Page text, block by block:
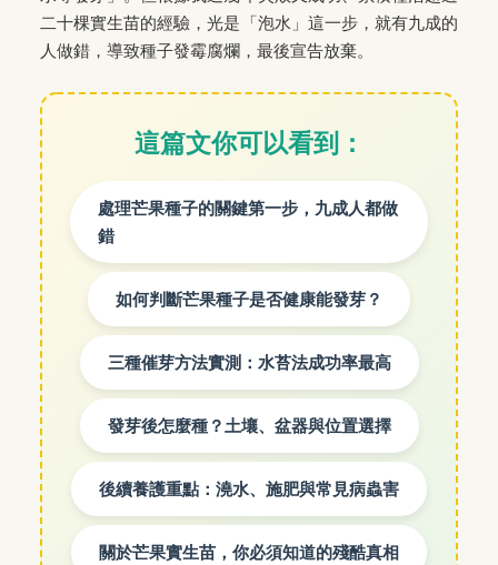
二十棵實生苗的經驗，光是「泡水」這一步，就有九成的
人做錯，導致種子發霉腐爛，最後宣告放棄。
這篇文你可以看到：
處理芒果種子的關鍵第一步，九成人都做
錯
如何判斷芒果種子是否健康能發芽？
三種催芽方法實測：水苔法成功率最高
發芽後怎麼種？土壤、盆器與位置選擇
後續養護重點：澆水、施肥與常見病蟲害
關於芒果實生苗，你必須知道的殘酷真相